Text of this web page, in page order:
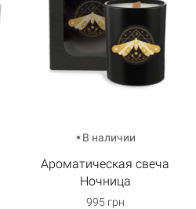
В наличии
Ароматическая свеча
Ночница
995 грн